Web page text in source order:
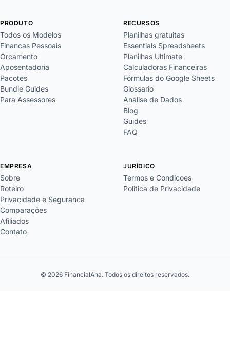
PRODUTO
Todos os Modelos
Financas Pessoais
Orcamento
Aposentadoria
Pacotes
Bundle Guides
Para Assessores
RECURSOS
Planilhas gratuitas
Essentials Spreadsheets
Planilhas Ultimate
Calculadoras Financeiras
Fórmulas do Google Sheets
Glossario
Análise de Dados
Blog
Guides
FAQ
EMPRESA
Sobre
Roteiro
Privacidade e Seguranca
Comparações
Afiliados
Contato
JURÍDICO
Termos e Condicoes
Politica de Privacidade
© 2026 FinancialAha. Todos os direitos reservados.